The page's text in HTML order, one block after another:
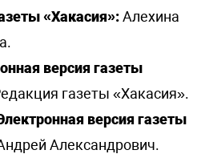
«Хакасия»:Алехина
версия газеты
газеты «Хакасия».
версия газеты
Александрович.